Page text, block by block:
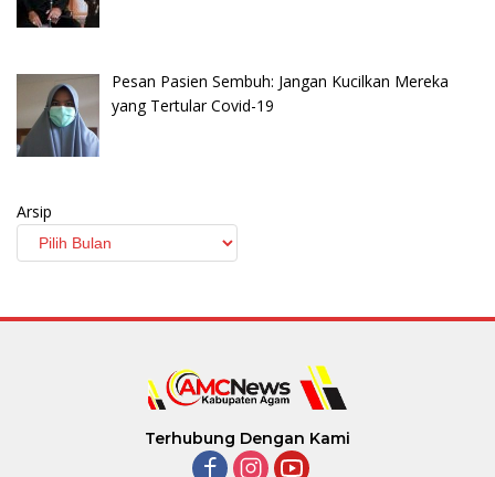
Pesan Pasien Sembuh: Jangan Kucilkan Mereka
yang Tertular Covid-19
Arsip
Terhubung Dengan Kami